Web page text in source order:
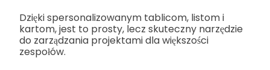
Dzięki spersonalizowanym tablicom, listom i
kartom, jest to prosty, lecz skuteczny narzędzie
do zarządzania projektami dla większości
zespołów.